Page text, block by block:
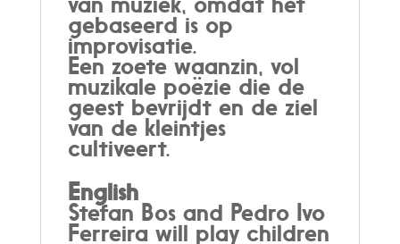
gebaseerd is op
improvisatie.
Een zoete waanzin, vol
muzikale poëzie die de
geest bevrijdt en de ziel
van de kleintjes
cultiveert.
English
Stefan Bos and Pedro Ivo
Ferreira will play children